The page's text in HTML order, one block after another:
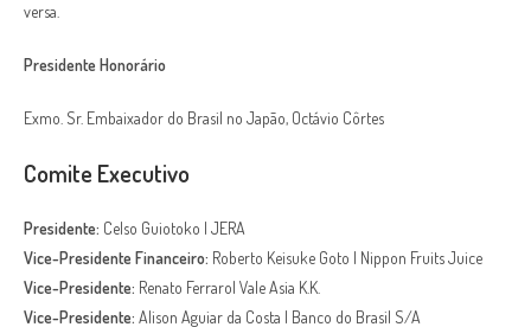
versa.
Presidente Honorário
Exmo. Sr. Embaixador do Brasil no Japão, Octávio Côrtes
Comite Executivo
Presidente: Celso Guiotoko | JERA
Vice-Presidente Financeiro: Roberto Keisuke Goto | Nippon Fruits Juice
Vice-Presidente: Renato Ferraro| Vale Asia K.K.
Vice-Presidente: Alison Aguiar da Costa | Banco do Brasil S/A